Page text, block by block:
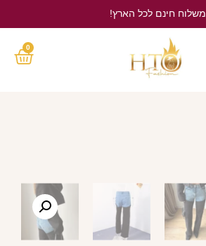
משלוח חינם לכל הארץ!
0